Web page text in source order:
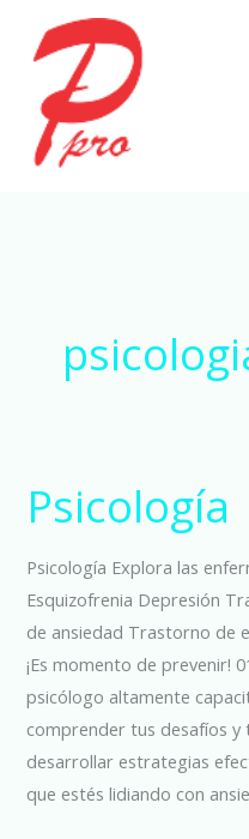
contenido
Psicología
Psicología Explora las
Esquizofrenia Depresión
de ansiedad Trastorno de
¡Es momento de prevenir!
psicólogo altamente
comprender tus desafíos
desarrollar estrategias
que estés lidiando con
Psicología